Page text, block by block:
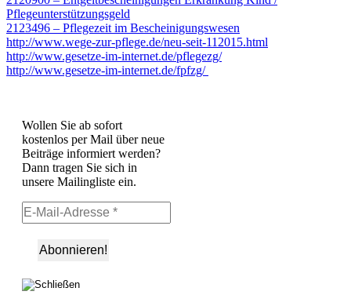
Pflegeunterstützungsgeld
2123496 – Pflegezeit im Bescheinigungswesen
http://www.wege-zur-pflege.de/neu-seit-112015.html
http://www.gesetze-im-internet.de/pflegezg/
http://www.gesetze-im-internet.de/fpfzg/
Wollen Sie ab sofort
kostenlos per Mail über neue
Beiträge informiert werden?
Dann tragen Sie sich in
unsere Mailingliste ein.